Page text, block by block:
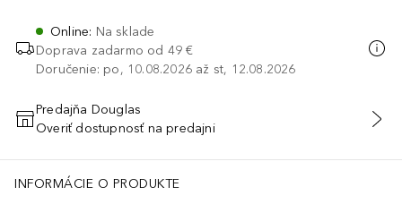
Online: Na sklade
Doprava zadarmo od 49 €
Doručenie: po, 10.08.2026 až st, 12.08.2026
PRIDAŤ DO KOŠÍKA
Predajňa Douglas
Overiť dostupnosť na predajni
INFORMÁCIE O PRODUKTE